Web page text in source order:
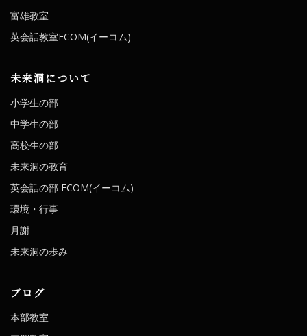
富雄教室
英会話教室ECOM(イーコム)
未来洞について
小学生の部
中学生の部
高校生の部
未来洞の教育
英会話の部 ECOM(イーコム)
環境・行事
月謝
未来洞の歩み
ブログ
本部教室